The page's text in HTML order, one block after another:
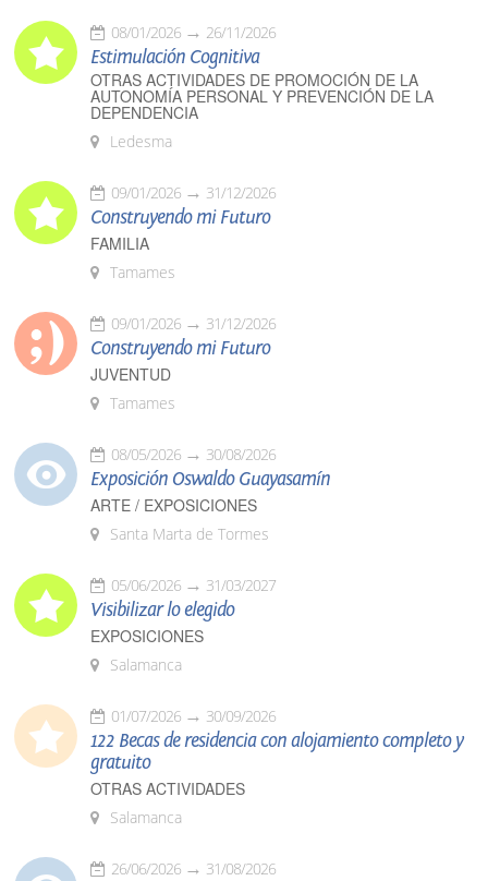
08/01/2026 26/11/2026
Estimulación Cognitiva
OTRAS ACTIVIDADES DE PROMOCIÓN DE LA
AUTONOMÍA PERSONAL Y PREVENCIÓN DE LA
DEPENDENCIA
Ledesma
09/01/2026 31/12/2026
Construyendo mi Futuro
FAMILIA
Tamames
09/01/2026 31/12/2026
Construyendo mi Futuro
JUVENTUD
Tamames
08/05/2026 30/08/2026
Exposición Oswaldo Guayasamín
ARTE / EXPOSICIONES
Santa Marta de Tormes
05/06/2026 31/03/2027
Visibilizar lo elegido
EXPOSICIONES
Salamanca
01/07/2026 30/09/2026
122 Becas de residencia con alojamiento completo y
gratuito
OTRAS ACTIVIDADES
Salamanca
26/06/2026 31/08/2026